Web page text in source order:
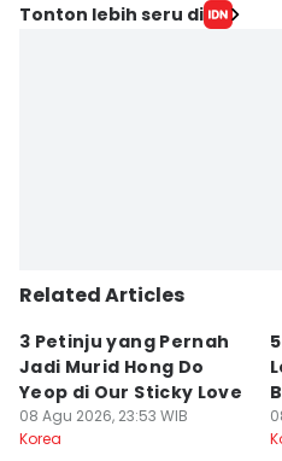
Tonton lebih seru di
Related Articles
3 Petinju yang Pernah
Jadi Murid Hong Do
Yeop di Our Sticky Love
08 Agu 2026, 23:53 WIB
Korea